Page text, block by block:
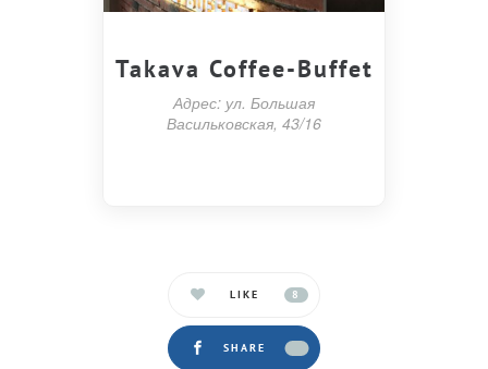
Takava Coffee-Buffet
Адрес: ул. Большая
Васильковская, 43/16
LIKE 8
SHARE